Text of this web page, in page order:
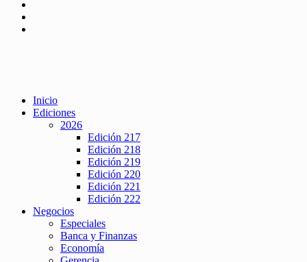
Inicio
Ediciones
2026
Edición 217
Edición 218
Edición 219
Edición 220
Edición 221
Edición 222
Negocios
Especiales
Banca y Finanzas
Economía